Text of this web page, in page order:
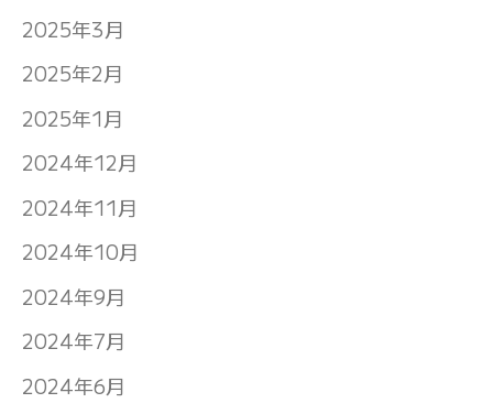
2025年3月
2025年2月
2025年1月
2024年12月
2024年11月
2024年10月
2024年9月
2024年7月
2024年6月